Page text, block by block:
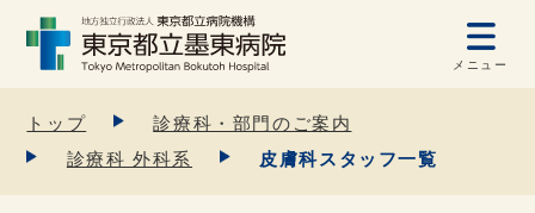
メニュー
トップ
診療科・部門のご案内
診療科 外科系
皮膚科スタッフ一覧